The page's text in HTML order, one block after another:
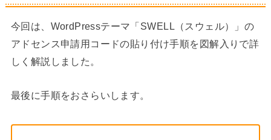
今回は、WordPressテーマ「SWELL（スウェル）」の
アドセンス申請用コードの貼り付け手順を図解入りで詳
しく解説しました。
最後に手順をおさらいします。